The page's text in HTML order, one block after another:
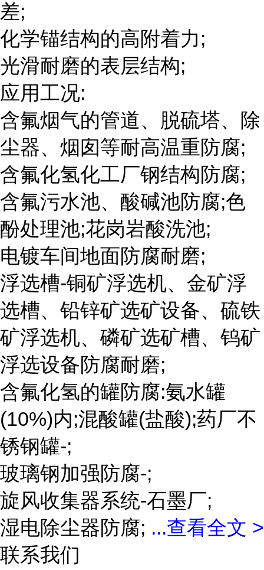
差;
化学锚结构的高附着力;
光滑耐磨的表层结构;
应用工况:
含氟烟气的管道、脱硫塔、除
尘器、烟囱等耐高温重防腐;
含氟化氢化工厂钢结构防腐;
含氟污水池、酸碱池防腐;色
酚处理池;花岗岩酸洗池;
电镀车间地面防腐耐磨;
浮选槽-铜矿浮选机、金矿浮
选槽、铅锌矿选矿设备、硫铁
矿浮选机、磷矿选矿槽、钨矿
浮选设备防腐耐磨;
含氟化氢的罐防腐:氨水罐
(10%)内;混酸罐(盐酸);药厂不
锈钢罐-;
玻璃钢加强防腐-;
旋风收集器系统-石墨厂;
湿电除尘器防腐; ...查看全文 >
联系我们